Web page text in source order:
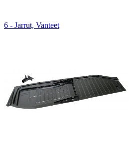
6 - Jarrut, Vanteet